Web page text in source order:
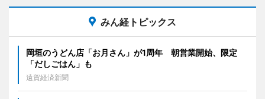
みん経トピックス
岡垣のうどん店「お月さん」が1周年 朝営業開始、限定
「だしごはん」も
遠賀経済新聞